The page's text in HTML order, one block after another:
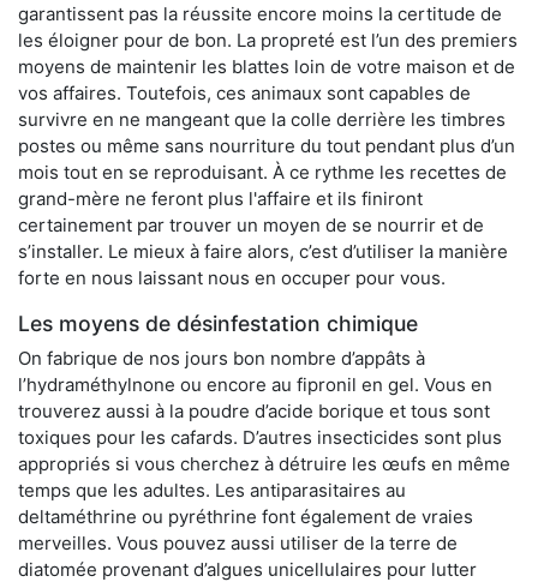
garantissent pas la réussite encore moins la certitude de
les éloigner pour de bon. La propreté est l’un des premiers
moyens de maintenir les blattes loin de votre maison et de
vos affaires. Toutefois, ces animaux sont capables de
survivre en ne mangeant que la colle derrière les timbres
postes ou même sans nourriture du tout pendant plus d’un
mois tout en se reproduisant. À ce rythme les recettes de
grand-mère ne feront plus l'affaire et ils finiront
certainement par trouver un moyen de se nourrir et de
s’installer. Le mieux à faire alors, c’est d’utiliser la manière
forte en nous laissant nous en occuper pour vous.
Les moyens de désinfestation chimique
On fabrique de nos jours bon nombre d’appâts à
l’hydraméthylnone ou encore au fipronil en gel. Vous en
trouverez aussi à la poudre d’acide borique et tous sont
toxiques pour les cafards. D’autres insecticides sont plus
appropriés si vous cherchez à détruire les œufs en même
temps que les adultes. Les antiparasitaires au
deltaméthrine ou pyréthrine font également de vraies
merveilles. Vous pouvez aussi utiliser de la terre de
diatomée provenant d’algues unicellulaires pour lutter